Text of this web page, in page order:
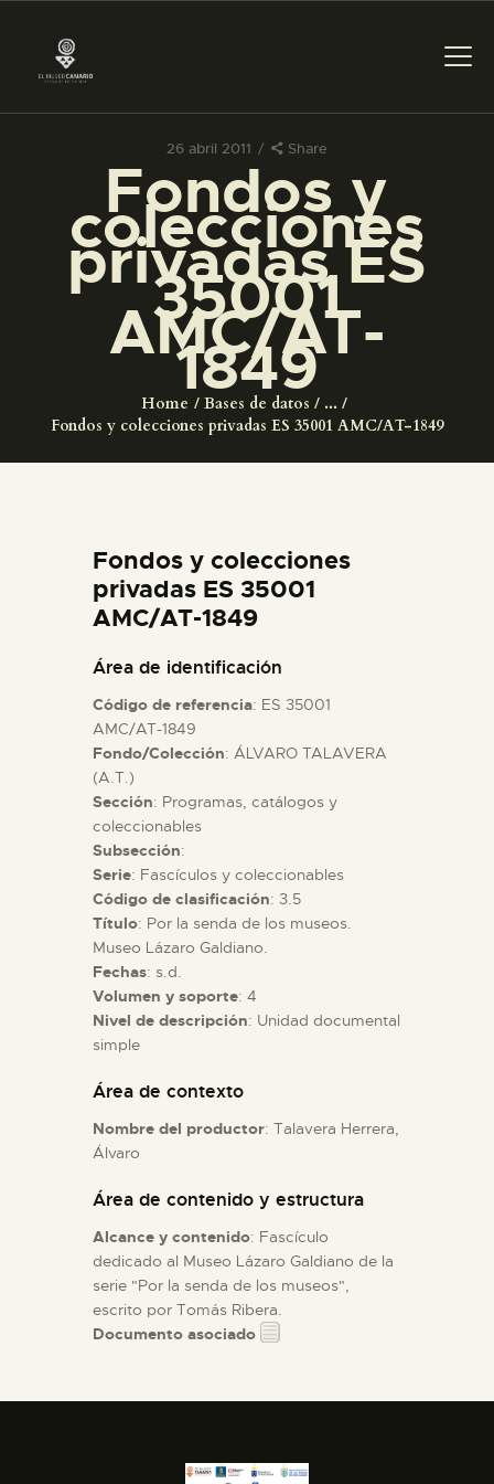
26 abril 2011 Share
Fondos y
colecciones
privadas ES
35001
AMC/AT-
1849
Home Bases de datos
...
Fondos y colecciones privadas ES 35001 AMC/AT-1849
PREPARAR LA VISITA
ACTIVIDADES
EL MUSEO
ESPAÑOL
ACTIVIDADES
█
EL MUSEO
COLECCIONES
DIDÁCTICA
ESPAÑOL
Fondos y colecciones
privadas ES 35001
AMC/AT-1849
Área de identificación
Código de referencia: ES 35001
AMC/AT-1849
Fondo/Colección: ÁLVARO TALAVERA
(A.T.)
Sección: Programas, catálogos y
coleccionables
Subsección:
Serie: Fascículos y coleccionables
Código de clasificación: 3.5
Título: Por la senda de los museos.
Museo Lázaro Galdiano.
Fechas: s.d.
Volumen y soporte: 4
Nivel de descripción: Unidad documental
simple
Área de contexto
Nombre del productor: Talavera Herrera,
Álvaro
Área de contenido y estructura
Alcance y contenido: Fascículo
dedicado al Museo Lázaro Galdiano de la
serie "Por la senda de los museos",
escrito por Tomás Ribera.
Documento asociado